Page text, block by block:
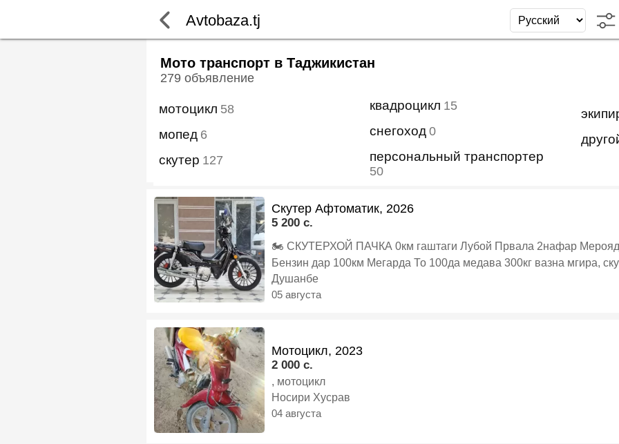
Avtobaza.tj
Мото транспорт в Таджикистан
279 объявление
мотоцикл 58
мопед 6
скутер 127
квадроцикл 15
снегоход 0
персональный транспортер
50
Скутер Афтоматик, 2026
5 200 c.
🏍️ СКУТЕРХОЙ ПАЧКА 0км гаштаги Лубой Првала 2нафар Мерояд Запчаст Устошам Хаст 3л⛽️
Бензин дар 100км Мегарда То 100да медава 300кг вазна мгира,
Душанбе
05 августа
Мотоцикл, 2023
2 000 c.
, мотоцикл
Носири Хусрав
04 августа